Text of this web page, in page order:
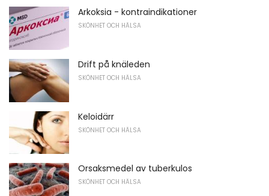
Arkoksia - kontraindikationer
SKÖNHET OCH HÄLSA
Drift på knäleden
SKÖNHET OCH HÄLSA
Keloidärr
SKÖNHET OCH HÄLSA
Orsaksmedel av tuberkulos
SKÖNHET OCH HÄLSA